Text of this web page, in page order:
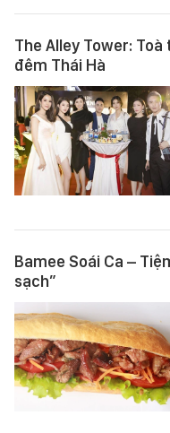
The Alley Tower:
đêm Thái Hà
Bamee Soái Ca –
sạch”